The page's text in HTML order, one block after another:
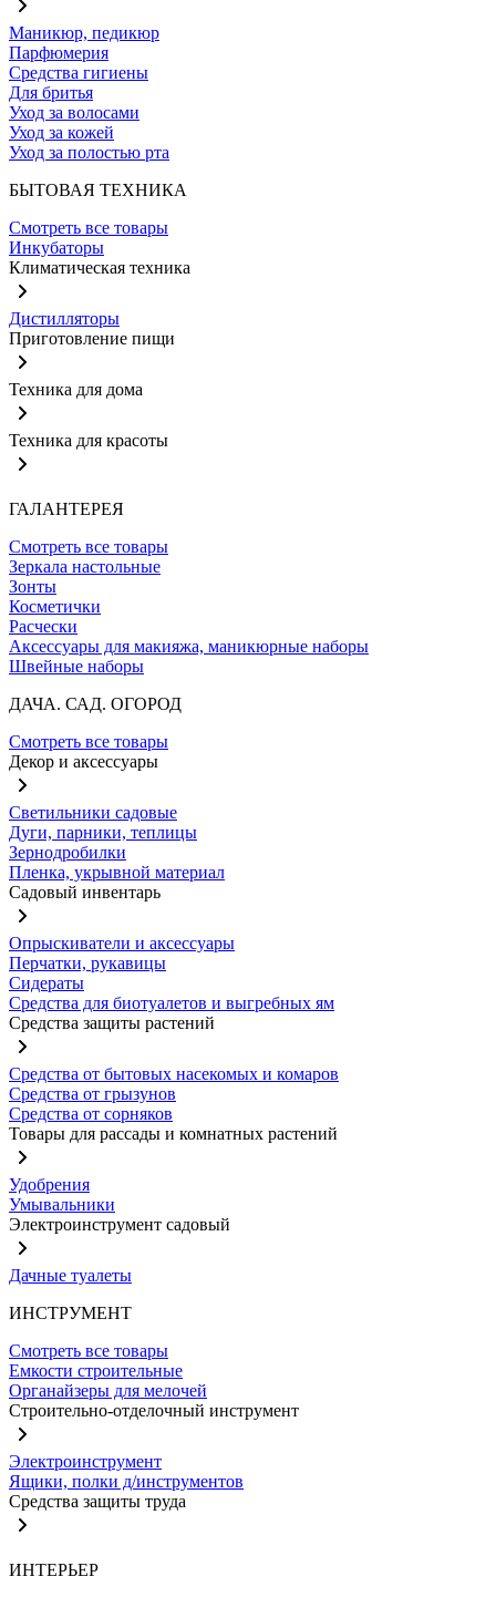
Маникюр, педикюр
Парфюмерия
Средства гигиены
Для бритья
Уход за волосами
Уход за кожей
Уход за полостью рта
БЫТОВАЯ ТЕХНИКА
Смотреть все товары
Инкубаторы
Климатическая техника
Дистилляторы
Приготовление пищи
Техника для дома
Техника для красоты
ГАЛАНТЕРЕЯ
Смотреть все товары
Зеркала настольные
Зонты
Косметички
Расчески
Аксессуары для макияжа, маникюрные наборы
Швейные наборы
ДАЧА. САД. ОГОРОД
Смотреть все товары
Декор и аксессуары
Светильники садовые
Дуги, парники, теплицы
Зернодробилки
Пленка, укрывной материал
Садовый инвентарь
Опрыскиватели и аксессуары
Перчатки, рукавицы
Сидераты
Средства для биотуалетов и выгребных ям
Средства защиты растений
Средства от бытовых насекомых и комаров
Средства от грызунов
Средства от сорняков
Товары для рассады и комнатных растений
Удобрения
Умывальники
Электроинструмент садовый
Дачные туалеты
ИНСТРУМЕНТ
Смотреть все товары
Емкости строительные
Органайзеры для мелочей
Строительно-отделочный инструмент
Электроинструмент
Ящики, полки д/инструментов
Средства защиты труда
ИНТЕРЬЕР